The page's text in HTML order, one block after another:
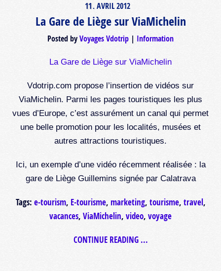
11. AVRIL2012
La Gare de Liège sur ViaMichelin
Posted byVoyages Vdotrip Information
La Gare de Liège sur ViaMichelin
Vdotrip.com propose l’insertion de vidéos sur
ViaMichelin. Parmi les pages touristiques les plus
vues d’Europe, c’est assurément un canal qui permet
une belle promotion pour les localités, musées et
autres attractions touristiques.
Ici, un exemple d’une vidéo récemment réalisée : la
gare de Liège Guillemins signée par Calatrava
Tags: e-tourism, E-tourisme, marketing, tourisme, travel,
vacances, ViaMichelin, video, voyage
CONTINUE READING ...